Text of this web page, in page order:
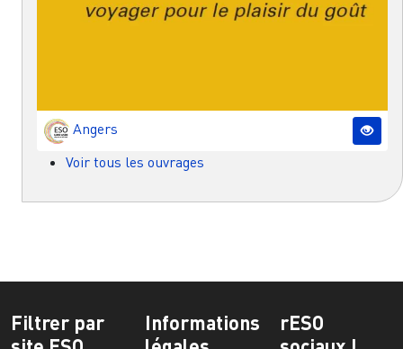
Angers
Voir tous les ouvrages
Filtrer par
Informations
rESO